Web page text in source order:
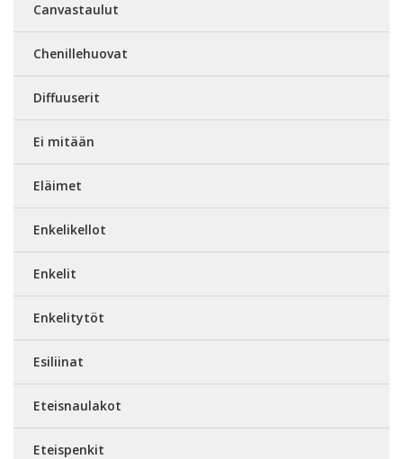
Canvastaulut
Chenillehuovat
Diffuuserit
Ei mitään
Eläimet
Enkelikellot
Enkelit
Enkelitytöt
Esiliinat
Eteisnaulakot
Eteispenkit